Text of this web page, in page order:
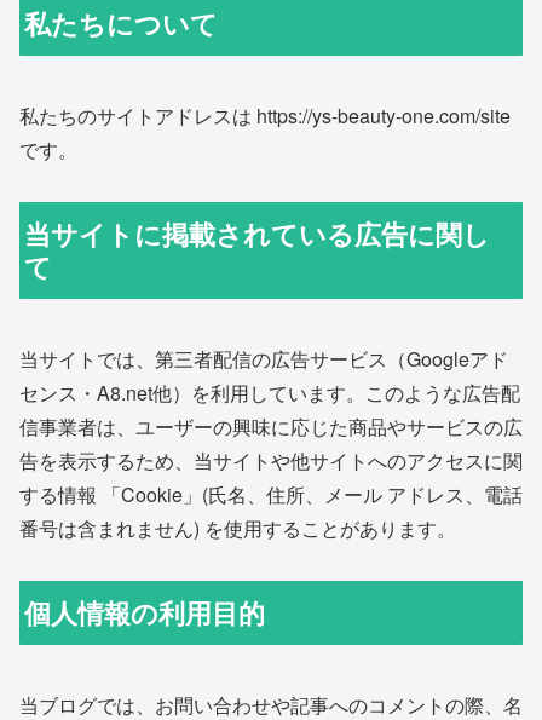
私たちについて
私たちのサイトアドレスは https://ys-beauty-one.com/site
です。
当サイトに掲載されている広告に関し
て
当サイトでは、第三者配信の広告サービス（Googleアド
センス・A8.net他）を利用しています。このような広告配
信事業者は、ユーザーの興味に応じた商品やサービスの広
告を表示するため、当サイトや他サイトへのアクセスに関
する情報 「Cookie」(氏名、住所、メール アドレス、電話
番号は含まれません) を使用することがあります。
個人情報の利用目的
当ブログでは、お問い合わせや記事へのコメントの際、名